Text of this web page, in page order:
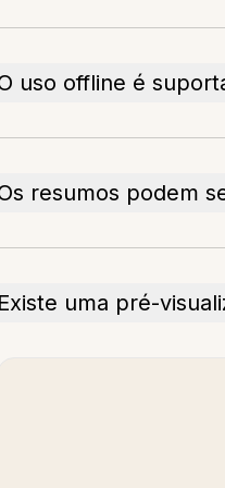
uso offline é
resumos podem
Existe uma pré-